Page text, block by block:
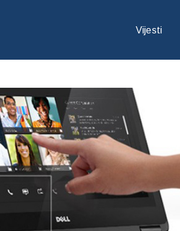
Vijesti
MODELI ZA POSLOVNE KORISNIKE